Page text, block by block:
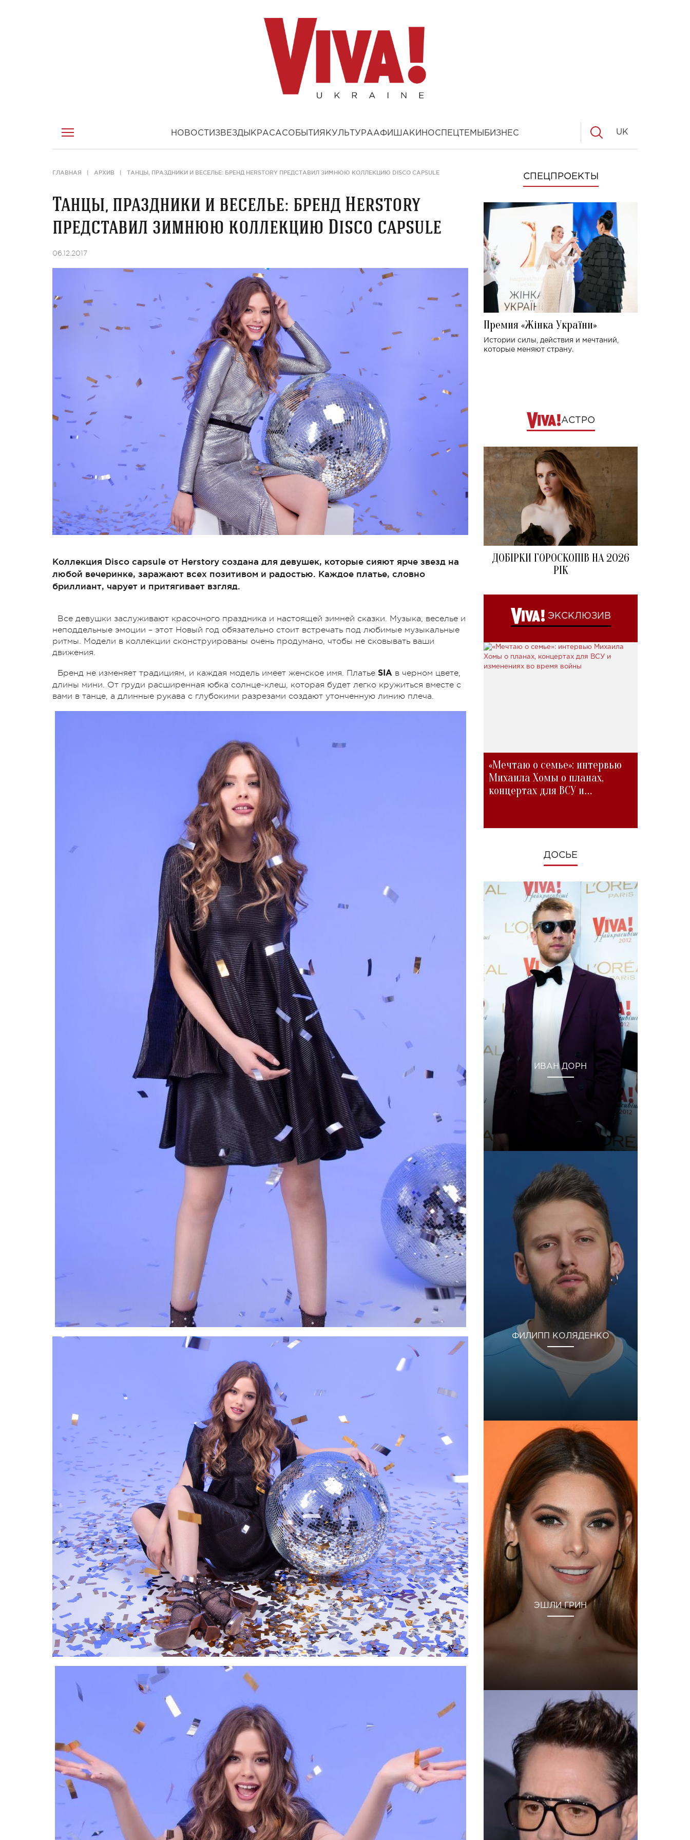
НОВОСТИ ЗВЕЗДЫ КРАСАСОБЫТИЯ КУЛЬТУРААФИША КИНОСПЕЦТЕМЫ БИЗНЕС UK
ГЛАВНАЯ АРХИВ ТАНЦЫ, ПРАЗДНИКИ И ВЕСЕЛЬЕ: БРЕНД HERSTORY ПРЕДСТАВИЛ ЗИМНЮЮ КОЛЛЕКЦИЮ DISCO CAPSULE
Танцы, праздники и веселье: бренд Herstory
представил зимнюю коллекцию Disco capsule
06.12.2017
Коллекция Disco capsule от Herstory создана для девушек, которые сияют ярче звезд на
любой вечеринке, заражают всех позитивом и радостью. Каждое платье, словно
бриллиант, чарует и притягивает взгляд.
Все девушки заслуживают красочного праздника и настоящей зимней сказки. Музыка, веселье и
неподдельные эмоции – этот Новый год обязательно стоит встречать под любимые музыкальные
ритмы. Модели в коллекции сконструированы очень продумано, чтобы не сковывать ваши
движения.
Бренд не изменяет традициям, и каждая модель имеет женское имя. Платье SIA в черном цвете,
длины мини. От груди расширенная юбка солнце-клеш, которая будет легко кружиться вместе с
вами в танце, а длинные рукава с глубокими разрезами создают утонченную линию плеча.
СПЕЦПРОЕКТЫ
Премия «Жінка України»
Истории силы, действия и мечтаний,
которые меняют страну.
АСТРО
ДОБІРКИ ГОРОСКОПІВ НА 2026
РІК
ЭКСКЛЮЗИВ
«Мечтаю о семье»: интервью
Михаила Хомы о планах,
концертах для ВСУ и
ДОСЬЕ
ИВАН ДОРН
ФИЛИПП КОЛЯДЕНКО
ЭШЛИ ГРИН